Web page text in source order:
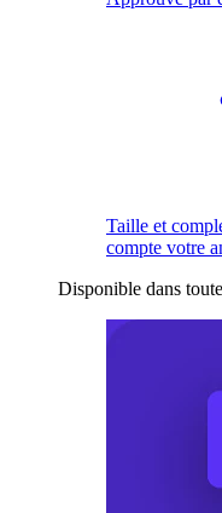
Taille et
compte votre
Disponible dans